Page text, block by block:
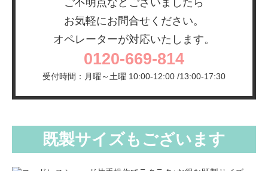
ご不明点などございましたら
お気軽にお問合せください。
オペレーターが対応いたします。
0120-669-814
受付時間：月曜～土曜 10:00-12:00 /13:00-17:30
既製サイズもございます